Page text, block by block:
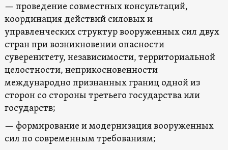
— проведение совместных консультаций,
координация действий силовых и
управленческих структур вооруженных сил двух
стран при возникновении опасности
суверенитету, независимости, территориальной
целостности, неприкосновенности
международно признанных границ одной из
сторон со стороны третьего государства или
государств;
— формирование и модернизация вооруженных
сил по современным требованиям;